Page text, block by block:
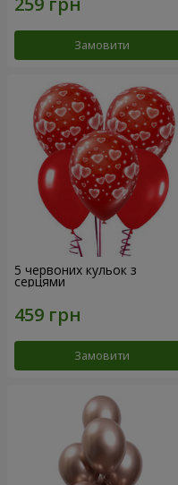
Замовити
5 червоних кульок з
серцями
Замовити